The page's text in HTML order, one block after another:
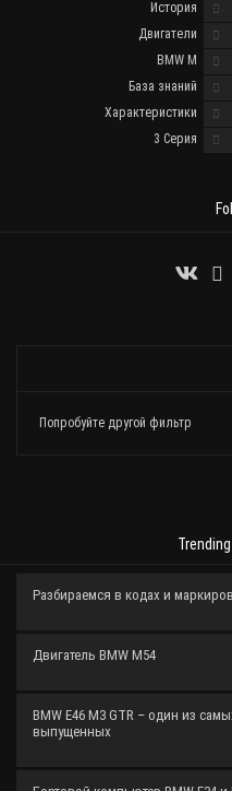
История
Двигатели
BMW M
База знаний
Характеристики
3 Серия
Попробуйте другой фильтр
Разбираемся в кодах и
Двигатель BMW M54
BMW E46 M3 GTR – один из
выпущенных